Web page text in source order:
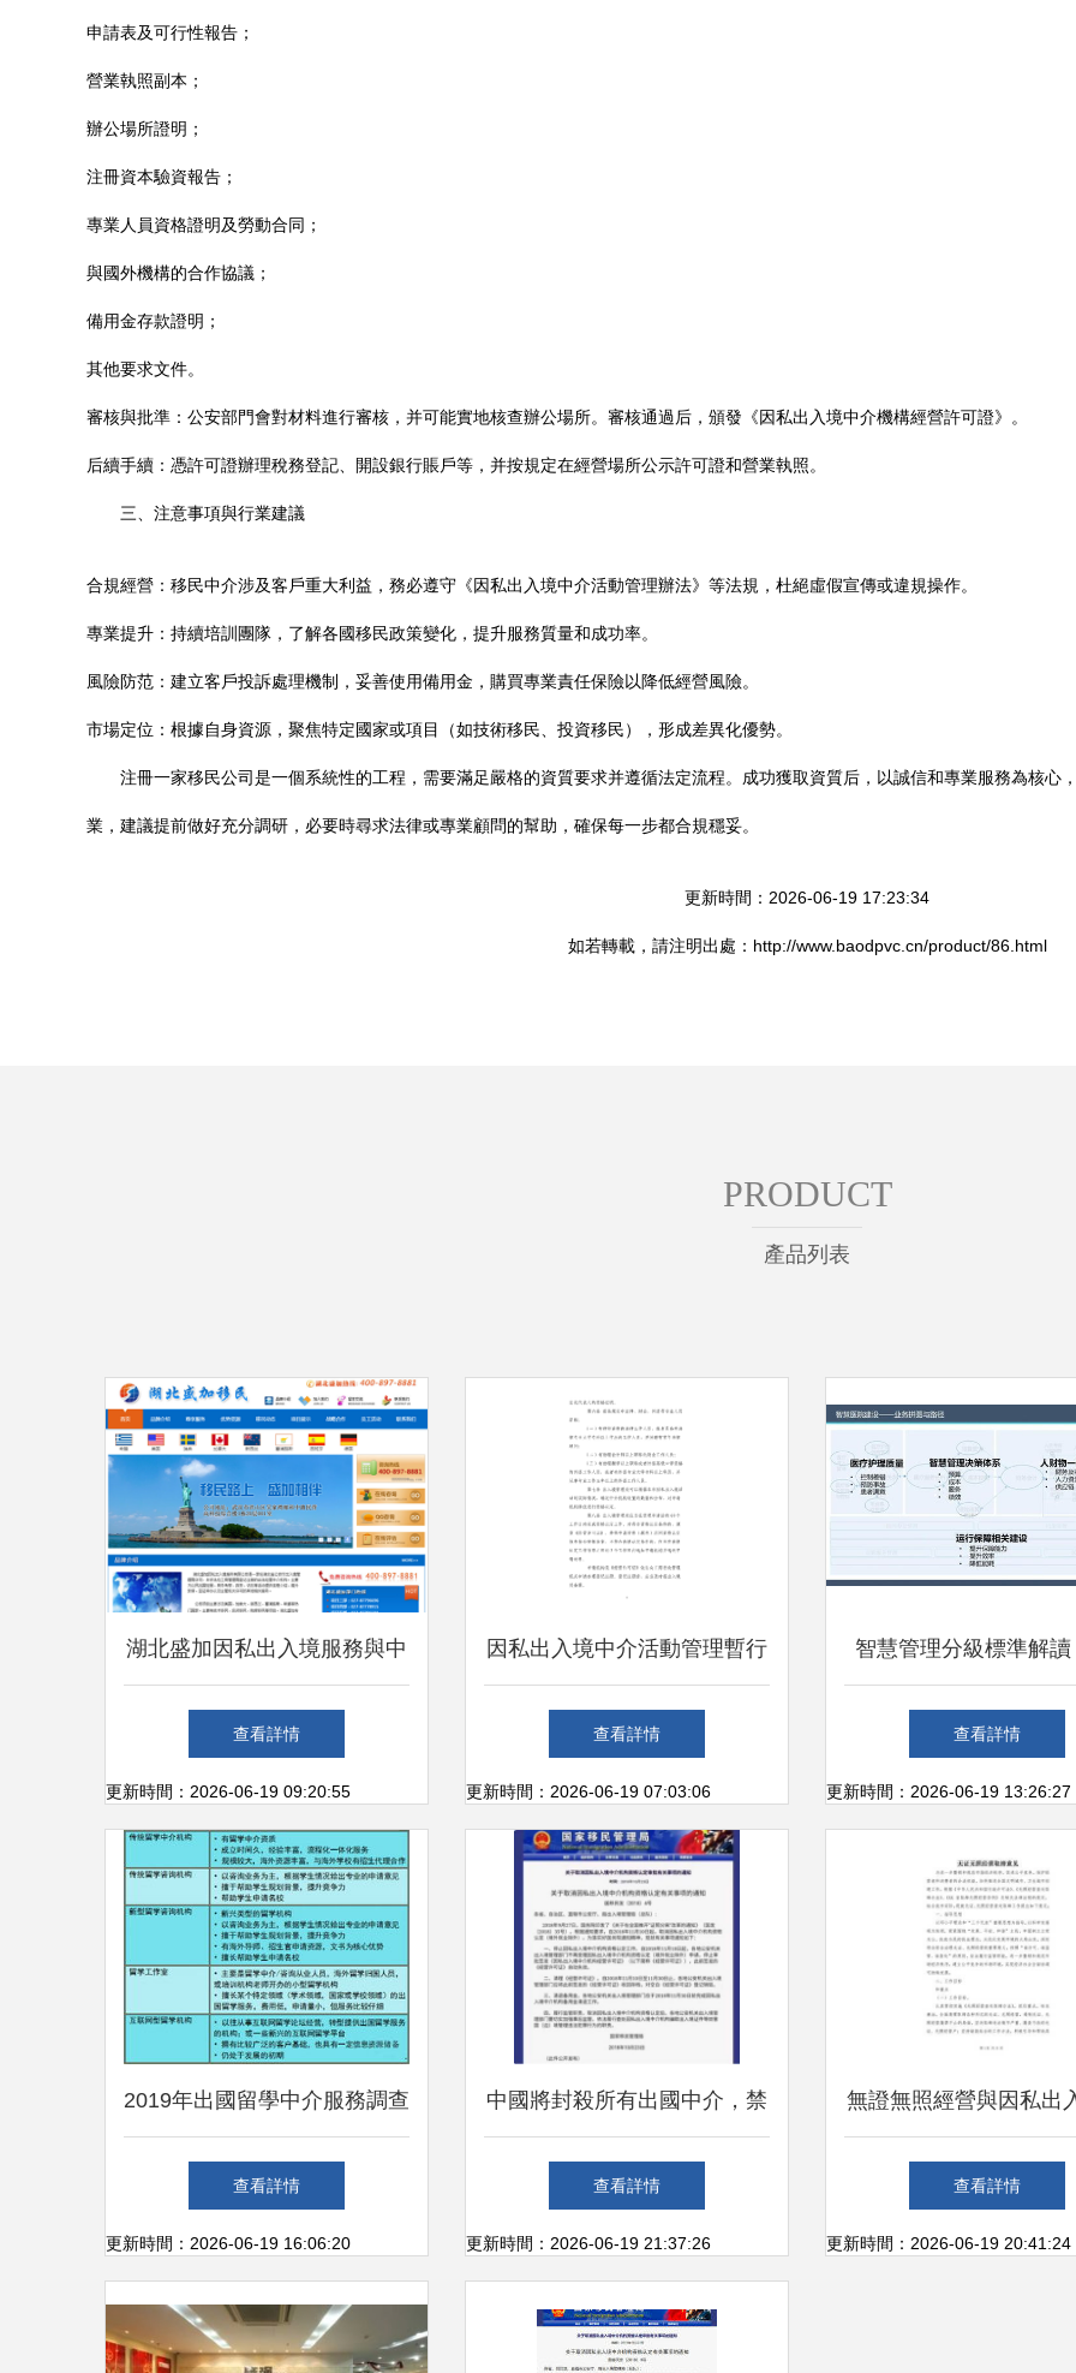
申請表及可行性報告；
營業執照副本；
辦公場所證明；
注冊資本驗資報告；
專業人員資格證明及勞動合同；
與國外機構的合作協議；
備用金存款證明；
其他要求文件。
審核與批準：公安部門會對材料進行審核，并可能實地核查辦公場所。審核通過后，頒發《因私出入境中介機構經營許可證》。
后續手續：憑許可證辦理稅務登記、開設銀行賬戶等，并按規定在經營場所公示許可證和營業執照。
三、注意事項與行業建議
合規經營：移民中介涉及客戶重大利益，務必遵守《因私出入境中介活動管理辦法》等法規，杜絕虛假宣傳或違規操作。
專業提升：持續培訓團隊，了解各國移民政策變化，提升服務質量和成功率。
風險防范：建立客戶投訴處理機制，妥善使用備用金，購買專業責任保險以降低經營風險。
市場定位：根據自身資源，聚焦特定國家或項目（如技術移民、投資移民），形成差異化優勢。
注冊一家移民公司是一個系統性的工程，需要滿足嚴格的資質要求并遵循法定流程。成功獲取資質后，以誠信和專業服務為核心
業，建議提前做好充分調研，必要時尋求法律或專業顧問的幫助，確保每一步都合規穩妥。
更新時間：2026-06-19 17:23:34
如若轉載，請注明出處：http://www.baodpvc.cn/product/86.html
PRODUCT
產品列表
湖北盛加因私出入境服務與中
介市場的發展趨勢
查看詳情
更新時間：2026-06-19 09:20:55
因私出入境中介活動管理暫行
規定與服務規范解析
查看詳情
更新時間：2026-06-19 07:03:06
智慧管理分級標準解讀
信息產品與服務全面支
智慧管理等級評價與因
境中介服務資質建設
查看詳情
更新時間：2026-06-19 13:26:27
2019年出國留學中介服務調查
報告 如何找到靠譜的留學中
介及因私出入境中介服務
查看詳情
更新時間：2026-06-19 16:06:20
中國將封殺所有出國中介，禁
止中國人再出國？暴露“智商
水平”的時候到了…
查看詳情
更新時間：2026-06-19 21:37:26
無證無照經營與因私出
介服務的整治意見
查看詳情
更新時間：2026-06-19 20:41:24